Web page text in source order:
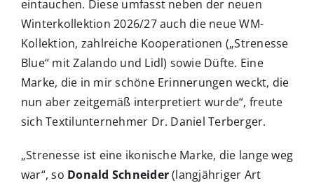
eintauchen. Diese umfasst neben der neuen
Winterkollektion 2026/27 auch die neue WM-
Kollektion, zahlreiche Kooperationen („Strenesse
Blue“ mit Zalando und Lidl) sowie Düfte. Eine
Marke, die in mir schöne Erinnerungen weckt, die
nun aber zeitgemäß interpretiert wurde“, freute
sich Textilunternehmer Dr. Daniel Terberger.
„Strenesse ist eine ikonische Marke, die lange weg
war“, so Donald Schneider(langjähriger Art